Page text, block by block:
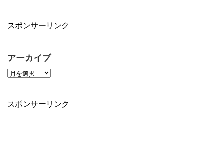
スポンサーリンク
アーカイブ
スポンサーリンク